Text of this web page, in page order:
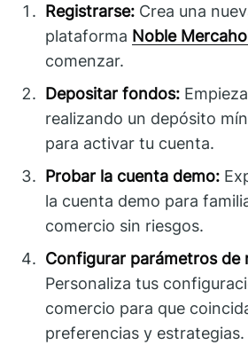
Registrarse: Crea una
plataforma Noble
comenzar.
Depositar fondos:
realizando un depósito
para activar tu cuenta.
Probar la cuenta demo:
la cuenta demo para
comercio sin riesgos.
Configurar parámetros de
Personaliza tus
comercio para que
preferencias y estrategias.